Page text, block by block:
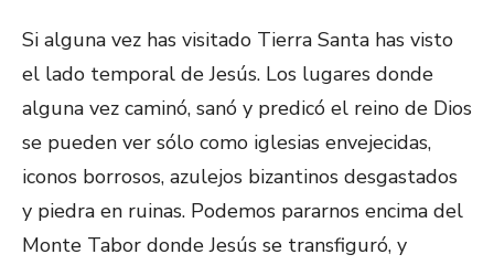
Si alguna vez has visitado Tierra Santa has visto
el lado temporal de Jesús. Los lugares donde
alguna vez caminó, sanó y predicó el reino de Dios
se pueden ver sólo como iglesias envejecidas,
iconos borrosos, azulejos bizantinos desgastados
y piedra en ruinas. Podemos pararnos encima del
Monte Tabor donde Jesús se transfiguró, y